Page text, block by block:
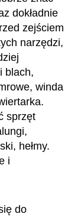
dokładnie
zejściem
narzędzi,
blach,
winda
sprzęt
hełmy.
i
do